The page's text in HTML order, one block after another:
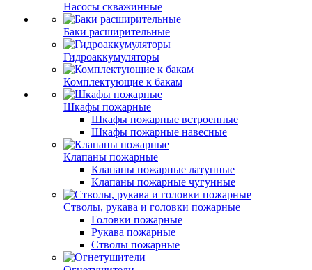
Насосы скважинные
Баки расширительные
Гидроаккумуляторы
Комплектующие к бакам
Шкафы пожарные
Шкафы пожарные встроенные
Шкафы пожарные навесные
Клапаны пожарные
Клапаны пожарные латунные
Клапаны пожарные чугунные
Стволы, рукава и головки пожарные
Головки пожарные
Рукава пожарные
Стволы пожарные